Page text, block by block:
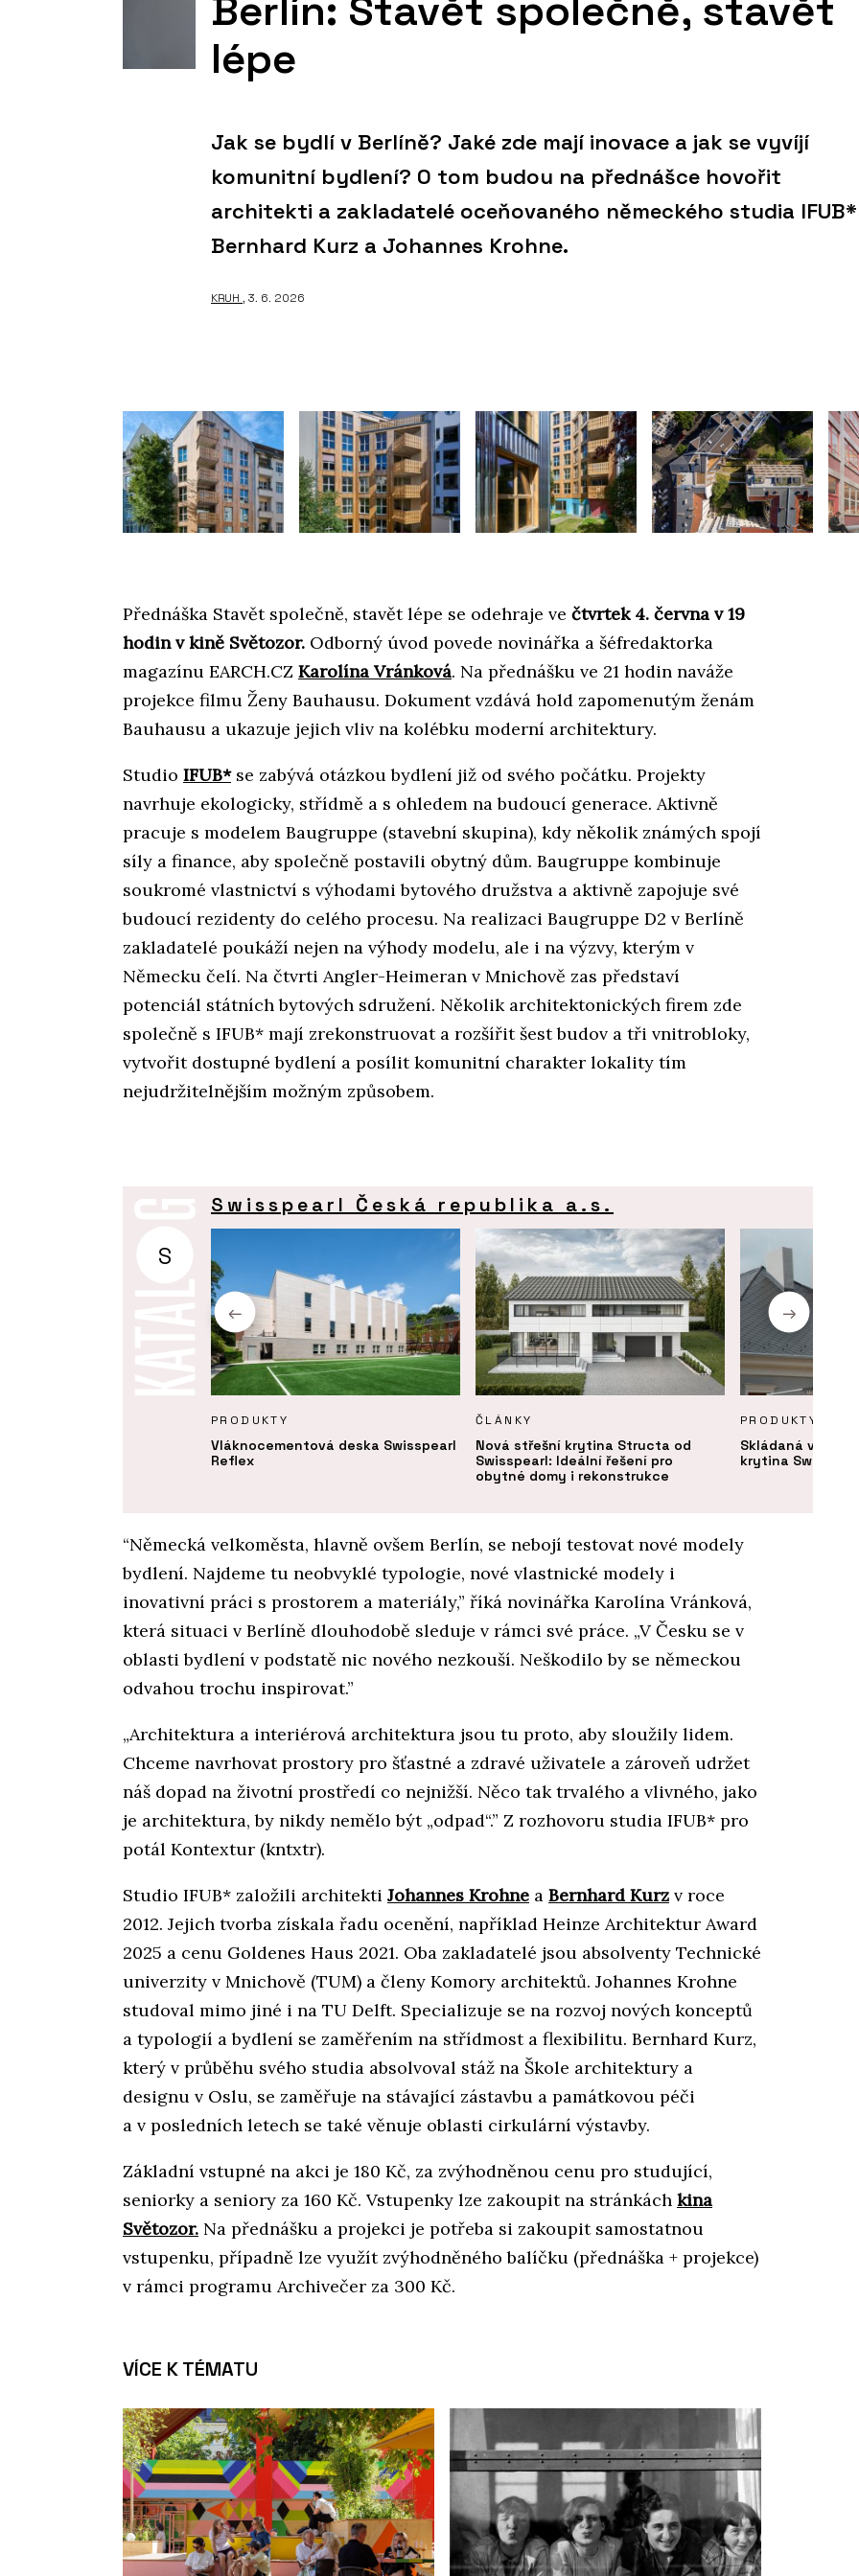
Berlín: Stavět společně, stavět
lépe
Jak se bydlí v Berlíně? Jaké zde mají inovace a jak se vyvíjí
komunitní bydlení? O tom budou na přednášce hovořit
architekti a zakladatelé oceňovaného německého studia IFUB*
Bernhard Kurz a Johannes Krohne.
KRUH , 3. 6. 2026
Přednáška Stavět společně, stavět lépe se odehraje ve čtvrtek 4. června v 19
hodin v kině Světozor. Odborný úvod povede novinářka a šéfredaktorka
magazínu EARCH.CZ Karolína Vránková. Na přednášku ve 21 hodin naváže
projekce filmu Ženy Bauhausu. Dokument vzdává hold zapomenutým ženám
Bauhausu a ukazuje jejich vliv na kolébku moderní architektury.
Studio IFUB*se zabývá otázkou bydlení již od svého počátku. Projekty
navrhuje ekologicky, střídmě a s ohledem na budoucí generace. Aktivně
pracuje s modelem Baugruppe (stavební skupina), kdy několik známých spojí
síly a finance, aby společně postavili obytný dům. Baugruppe kombinuje
soukromé vlastnictví s výhodami bytového družstva a aktivně zapojuje své
budoucí rezidenty do celého procesu. Na realizaci Baugruppe D2 v Berlíně
zakladatelé poukáží nejen na výhody modelu, ale i na výzvy, kterým v
Německu čelí. Na čtvrti Angler-Heimeran v Mnichově zas představí
potenciál státních bytových sdružení. Několik architektonických firem zde
společně s IFUB* mají zrekonstruovat a rozšířit šest budov a tři vnitrobloky,
vytvořit dostupné bydlení a posílit komunitní charakter lokality tím
nejudržitelnějším možným způsobem.
S
Swisspearl Česká republika a.s.
PRODUKTY
Vláknocementová deska Swisspearl
Reflex
ČLÁNKY
Nová střešní krytina Structa od
Swisspearl: Ideální řešení pro
obytné domy i rekonstrukce
PRODUKTY
Skládaná
krytina Swisspearl
“Německá velkoměsta, hlavně ovšem Berlín, se nebojí testovat nové modely
bydlení. Najdeme tu neobvyklé typologie, nové vlastnické modely i
inovativní práci s prostorem a materiály,” říká novinářka Karolína Vránková,
která situaci v Berlíně dlouhodobě sleduje v rámci své práce. „V Česku se v
oblasti bydlení v podstatě nic nového nezkouší. Neškodilo by se německou
odvahou trochu inspirovat.”
„Architektura a interiérová architektura jsou tu proto, aby sloužily lidem.
Chceme navrhovat prostory pro šťastné a zdravé uživatele a zároveň udržet
náš dopad na životní prostředí co nejnižší. Něco tak trvalého a vlivného, jako
je architektura, by nikdy nemělo být „odpad“.” Z rozhovoru studia IFUB* pro
potál Kontextur (kntxtr).
Studio IFUB* založili architekti Johannes Krohne a Bernhard Kurz v roce
2012. Jejich tvorba získala řadu ocenění, například Heinze Architektur Award
2025 a cenu Goldenes Haus 2021. Oba zakladatelé jsou absolventy Technické
univerzity v Mnichově (TUM) a členy Komory architektů. Johannes Krohne
studoval mimo jiné i na TU Delft. Specializuje se na rozvoj nových konceptů
a typologií a bydlení se zaměřením na střídmost a flexibilitu. Bernhard Kurz,
který v průběhu svého studia absolvoval stáž na Škole architektury a
designu v Oslu, se zaměřuje na stávající zástavbu a památkovou péči
a v posledních letech se také věnuje oblasti cirkulární výstavby.
Základní vstupné na akci je 180 Kč, za zvýhodněnou cenu pro studující,
seniorky a seniory za 160 Kč. Vstupenky lze zakoupit na stránkách kina
Světozor. Na přednášku a projekci je potřeba si zakoupit samostatnou
vstupenku, případně lze využít zvýhodněného balíčku (přednáška + projekce)
v rámci programu Archivečer za 300 Kč.
VÍCE K TÉMATU